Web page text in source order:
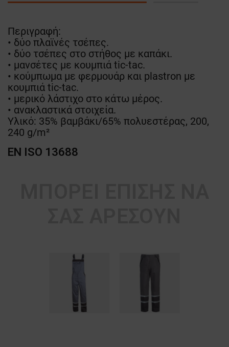
Περιγραφή:
• δύο πλαϊνές τσέπες.
• δύο τσέπες στο στήθος με καπάκι.
• μανσέτες με κουμπιά tic-tac.
• κούμπωμα με φερμουάρ και plastron με
κουμπιά tic-tac.
• μερικό λάστιχο στο κάτω μέρος.
• ανακλαστικά στοιχεία.
Υλικό: 35% βαμβάκι/65% πολυεστέρας, 200,
240 g/m²
EN ISO 13688